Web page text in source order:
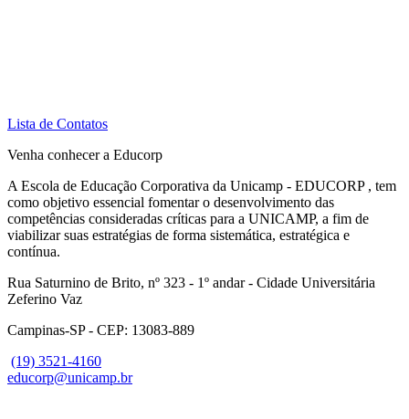
Lista de Contatos
Venha conhecer a Educorp
A Escola de Educação Corporativa da Unicamp - EDUCORP , tem
como objetivo essencial fomentar o desenvolvimento das
competências consideradas críticas para a UNICAMP, a fim de
viabilizar suas estratégias de forma sistemática, estratégica e
contínua.
Rua Saturnino de Brito, nº 323 - 1º andar - Cidade Universitária
Zeferino Vaz
Campinas-SP - CEP: 13083-889
(19) 3521-4160
educorp@unicamp.br